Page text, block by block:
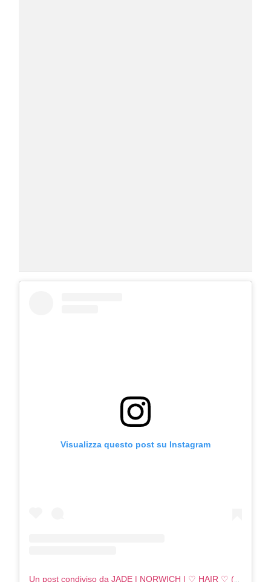
Visualizza questo post su Instagram
Un post condiviso da JADE | NORWICH | ♡ HAIR ♡ (@jadeashleigh_hair)